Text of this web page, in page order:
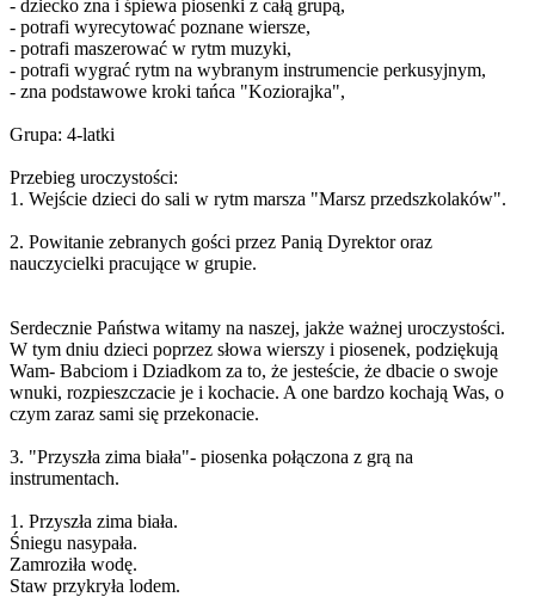
- dziecko zna i śpiewa piosenki z całą grupą,
- potrafi wyrecytować poznane wiersze,
- potrafi maszerować w rytm muzyki,
- potrafi wygrać rytm na wybranym instrumencie perkusyjnym,
- zna podstawowe kroki tańca "Koziorajka",
Grupa: 4-latki
Przebieg uroczystości:
1. Wejście dzieci do sali w rytm marsza "Marsz przedszkolaków".
2. Powitanie zebranych gości przez Panią Dyrektor oraz
nauczycielki pracujące w grupie.
Serdecznie Państwa witamy na naszej, jakże ważnej uroczystości.
W tym dniu dzieci poprzez słowa wierszy i piosenek, podziękują
Wam- Babciom i Dziadkom za to, że jesteście, że dbacie o swoje
wnuki, rozpieszczacie je i kochacie. A one bardzo kochają Was, o
czym zaraz sami się przekonacie.
3. "Przyszła zima biała"- piosenka połączona z grą na
instrumentach.
1. Przyszła zima biała.
Śniegu nasypała.
Zamroziła wodę.
Staw przykryła lodem.